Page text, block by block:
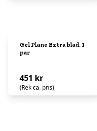
Gel Plane Extra blad, 1
par
451 kr
(Rek ca. pris)